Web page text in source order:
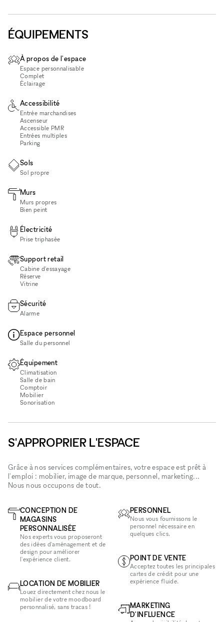
ÉQUIPEMENTS
À propos de l'espace
Espace personnalisable
Complet
Éclairage
Accessibilité
Entrée marchandises
Ascenseur
Accessible PMR
Entrées multiples
Parking
Sols
Sol propre
Murs
Murs propres
Bien peint
Électricité
Prise triphasée
Support retail
Cabine d'essayage
Réserve
Vitrine
Sécurité
Alarme
Espace personnel
Salle du personnel
Équipement
Climatisation
Salle de bain
Comptoir
Mobilier
Sonorisation
S'APPROPRIER L'ESPACE
Grâce à nos services complémentaires, votre espace est prêt à
l'emploi : mobilier, image de marque, personnel, marketing...
Nous nous occupons de tout.
CONCEPTION DE
MAGASINS
PERSONNALISÉE
Nos experts vous proposeront
des idées d'aménagement et de
design pour améliorer
l'expérience client.
LOCATION DE MOBILIER
Louez directement chez nous le
mobilier de votre moodboard
personnalisé, sans tracas !
PERSONNEL
Nous vous fournissons le
personnel nécessaire en
quelques clics.
POINT DE VENTE
Acceptez toutes les principales
cartes de crédit pour une
expérience fluide.
MARKETING
D'INFLUENCE